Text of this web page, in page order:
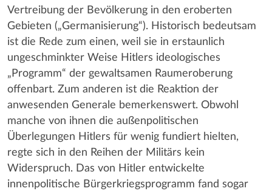
Vertreibung der Bevölkerung in den eroberten
Gebieten („Germanisierung“). Historisch bedeutsam
ist die Rede zum einen, weil sie in erstaunlich
ungeschminkter Weise Hitlers ideologisches
„Programm“ der gewaltsamen Raumeroberung
offenbart. Zum anderen ist die Reaktion der
anwesenden Generale bemerkenswert. Obwohl
manche von ihnen die außenpolitischen
Überlegungen Hitlers für wenig fundiert hielten,
regte sich in den Reihen der Militärs kein
Widerspruch. Das von Hitler entwickelte
innenpolitische Bürgerkriegsprogramm fand sogar